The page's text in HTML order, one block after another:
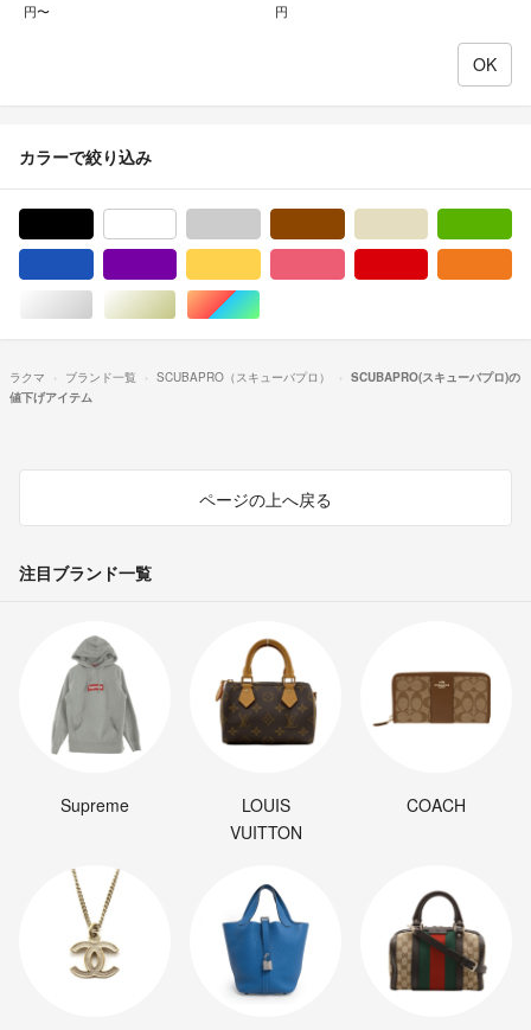
円〜 円
カラーで絞り込み
シルバー/銀色系ゴールド/金色系マルチカラー
ラクマ ブランド一覧 SCUBAPRO（スキューバプロ）
SCUBAPRO(スキューバプロ)の
値下げアイテム
ページの上へ戻る
注目ブランド一覧
Supreme
LOUIS
VUITTON
COACH